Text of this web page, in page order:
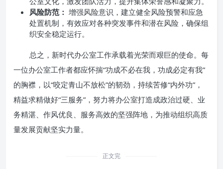
风险防范： 增强风险意识，建立健全风险预警和应急
处置机制，有效应对各种突发事件和潜在风险，确保组
织安全稳定运行。
总之，新时代办公室工作承载着光荣而艰巨的使命。每
一位办公室工作者都应怀揣“功成不必在我，功成必定有我”
的胸襟，以“咬定青山不放松”的韧劲，持续苦修“内外功”，
精益求精做好“三服务”，努力将办公室打造成政治过硬、业
务精湛、作风优良、服务高效的坚强阵地，为推动组织高质
量发展贡献坚实力量。
正文完